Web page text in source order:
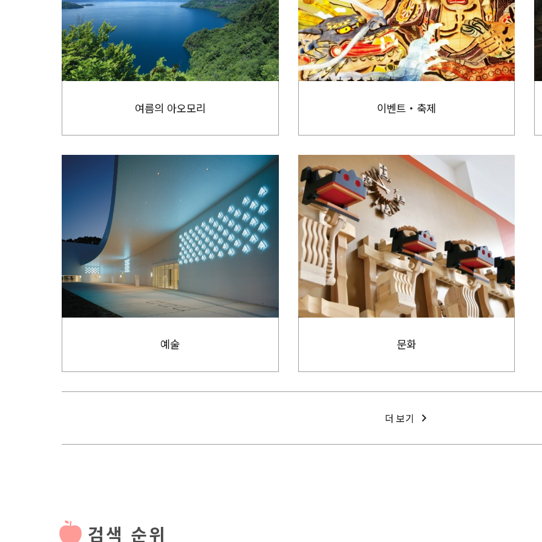
여름의 아오모리 이벤트・축제
예술
more
문화
more
더 보기
검색 순위